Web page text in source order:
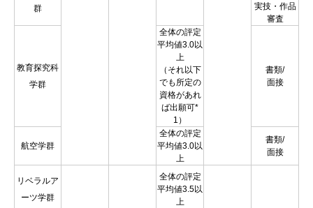
群
実技・作品
審査
教育探究科
学群
全体の評定
平均値3.0以
上
（それ以下
でも所定の
資格があれ
ば出願可*
1）
書類/
面接
航空学群
全体の評定
平均値3.0以
上
書類/
面接
リベラルア
ーツ学群
全体の評定
平均値3.5以
上